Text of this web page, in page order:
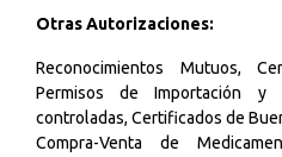
Otras Autorizaciones:
Reconocimientos Mutuos,
Permisos de Importación y
controladas, Certificados de
Compra-Venta de